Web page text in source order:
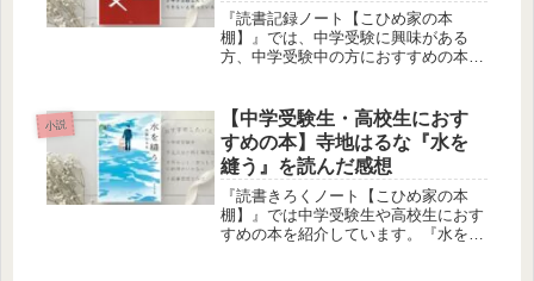
『読書記録ノート【こひめ家の本
棚】』では、中学受験に興味がある
方、中学受験中の方におすすめの本を
小説
【中学受験生・高校生におす
すめの本】寺地はるな『水を
縫う』を読んだ感想
『読書きろくノート【こひめ家の本
棚】』では中学受験生や高校生におす
すめの本を紹介しています。『水を縫